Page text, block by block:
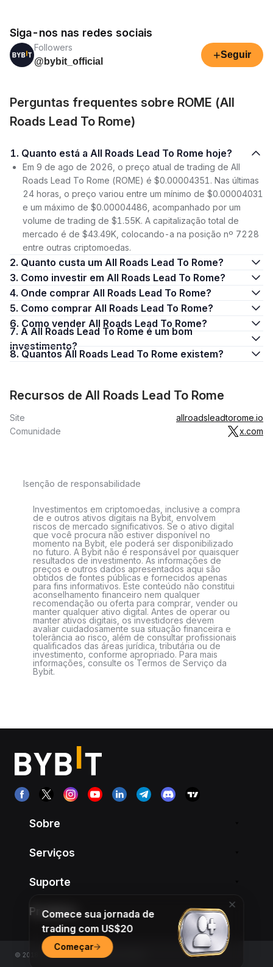
Siga-nos nas redes sociais
Followers
@bybit_official
+Seguir
Perguntas frequentes sobre ROME (All
Roads Lead To Rome)
1. Quanto está a All Roads Lead To Rome hoje?
Em 9 de ago de 2026, o preço atual de trading de All
Roads Lead To Rome (ROME) é $0.00004351. Nas últimas
24 horas, o preço variou entre um mínimo de $0.00004031
e um máximo de $0.00004486, acompanhado por um
volume de trading de $1.55K. A capitalização total de
mercado é de $43.49K, colocando-a na posição nº 7228
entre outras criptomoedas.
2. Quanto custa um All Roads Lead To Rome?
3. Como investir em All Roads Lead To Rome?
4. Onde comprar All Roads Lead To Rome?
5. Como comprar All Roads Lead To Rome?
6. Como vender All Roads Lead To Rome?
7. A All Roads Lead To Rome é um bom
investimento?
8. Quantos All Roads Lead To Rome existem?
Recursos de All Roads Lead To Rome
Site
allroadsleadtorome.io
Comunidade
x.com
Isenção de responsabilidade
Investimentos em criptomoedas, inclusive a compra
de e outros ativos digitais na Bybit, envolvem
riscos de mercado significativos. Se o ativo digital
que você procura não estiver disponível no
momento na Bybit, ele poderá ser disponibilizado
no futuro. A Bybit não é responsável por quaisquer
resultados de investimento. As informações de
preços e outros dados apresentados aqui são
obtidos de fontes públicas e fornecidos apenas
para fins informativos. Este conteúdo não constitui
aconselhamento financeiro nem qualquer
recomendação ou oferta para comprar, vender ou
manter qualquer ativo digital. Antes de operar ou
manter ativos digitais, os investidores devem
avaliar cuidadosamente sua situação financeira e
tolerância ao risco, além de consultar profissionais
qualificados das áreas jurídica, tributária ou de
investimento, conforme apropriado. Para mais
informações, consulte os Termos de Serviço da
Bybit.
Sobre
Serviços
Suporte
Produtos
© 2018-2026 Bybit.com. All rights reserved.
Comece sua jornada de
trading com US$20
Começar